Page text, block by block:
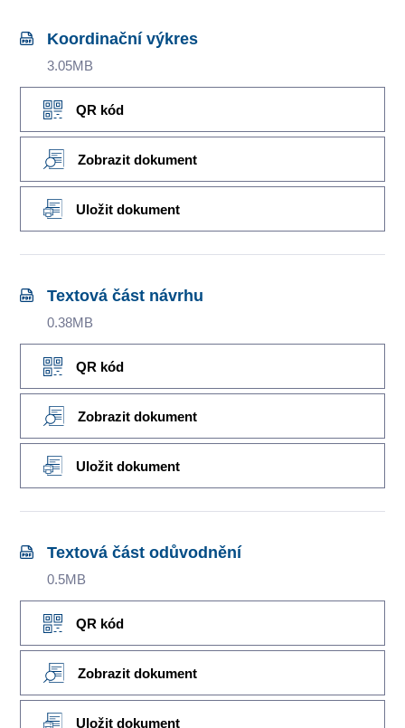
Koordinační výkres
3.05MB
QR kód
Zobrazit dokument
Uložit dokument
Textová část návrhu
0.38MB
QR kód
Zobrazit dokument
Uložit dokument
Textová část odůvodnění
0.5MB
QR kód
Zobrazit dokument
Uložit dokument